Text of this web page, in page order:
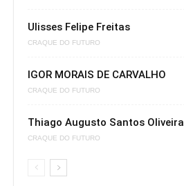
Ulisses Felipe Freitas
CRAQUE DO FUTURO
IGOR MORAIS DE CARVALHO
CRAQUE DO FUTURO
Thiago Augusto Santos Oliveira
CRAQUE DO FUTURO